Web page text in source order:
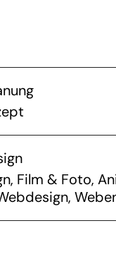
, Film & Foto,
,